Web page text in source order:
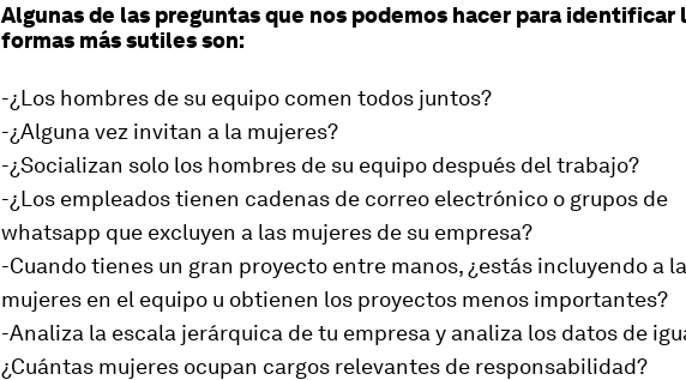
Algunas de las preguntas que nos podemos hacer para identificar
formas más sutiles son:
-¿Los hombres de su equipo comen todos juntos?
-¿Alguna vez invitan a la mujeres?
-¿Socializan solo los hombres de su equipo después del trabajo?
-¿Los empleados tienen cadenas de correo electrónico o grupos de
whatsapp que excluyen a las mujeres de su empresa?
-Cuando tienes un gran proyecto entre manos, ¿estás incluyendo a
mujeres en el equipo u obtienen los proyectos menos importantes?
-Analiza la escala jerárquica de tu empresa y analiza los datos de
¿Cuántas mujeres ocupan cargos relevantes de responsabilidad?